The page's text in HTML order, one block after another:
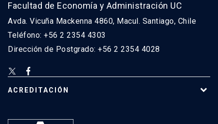
Facultad de Economía y Administración UC
Avda. Vicuña Mackenna 4860, Macul. Santiago, Chile
Teléfono: +56 2 2354 4303
Dirección de Postgrado: +56 2 2354 4028
ACREDITACIÓN